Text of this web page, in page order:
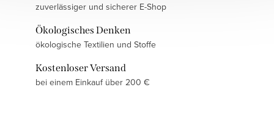
zuverlässiger und sicherer E-Shop
Ökologisches Denken
ökologische Textilien und Stoffe
Kostenloser Versand
bei einem Einkauf über 200 €